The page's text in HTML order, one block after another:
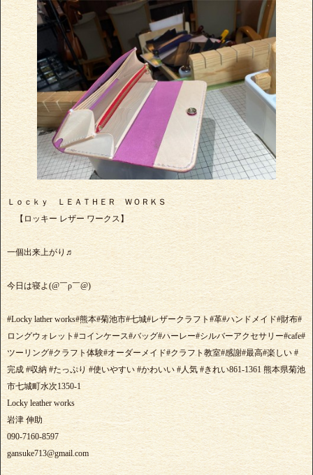
Ｌｏｃｋｙ ＬＥＡＴＨＥＲ ＷＯＲＫＳ
【ロッキー レザー ワークス】
一個出来上がり♬
今日は寝よ(@￣ρ￣@)
#Locky lather works#熊本#菊池市#七城#レザークラフト#革#ハンドメイド#財布#
ロングウォレット#コインケース#バッグ#ハーレー#シルバーアクセサリー#cafe#
ツーリング#クラフト体験#オーダーメイド#クラフト教室#感謝#最高#楽しい #
完成 #収納 #たっぷり #使いやすい #かわいい #人気 #きれい861-1361 熊本県菊池
市七城町水次1350-1
Locky leather works
岩津 伸助
090-7160-8597
gansuke713@gmail.com